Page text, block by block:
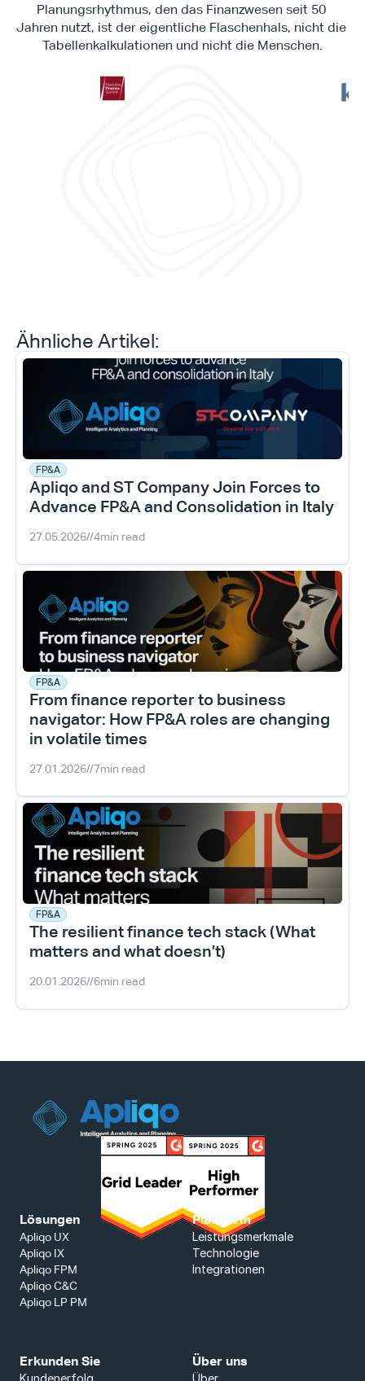
Planungsrhythmus, den das Finanzwesen seit 50
Jahren nutzt, ist der eigentliche Flaschenhals, nicht die
Tabellenkalkulationen und nicht die Menschen.
Ähnliche Artikel:
FP&A
Apliqo and ST Company Join Forces to
Advance FP&A and Consolidation in Italy
27.05.2026//4min read
FP&A
From finance reporter to business
navigator: How FP&A roles are changing
in volatile times
27.01.2026//7min read
FP&A
The resilient finance tech stack (What
matters and what doesn’t)
20.01.2026//6min read
Lösungen
Apliqo UX
Apliqo IX
Apliqo FPM
Apliqo C&C
Apliqo LP PM
Plattform
Leistungsmerkmale
Technologie
Integrationen
Erkunden Sie
Kundenerfolg
Über uns
Über